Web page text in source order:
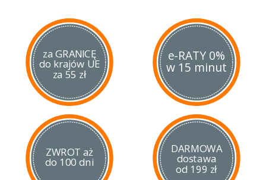
za GRANICĘ
do krajów UE
za 55 zł
e-RATY 0%
w 15 minut
ZWROT aż
do 100 dni
DARMOWA
dostawa
od 199 zł